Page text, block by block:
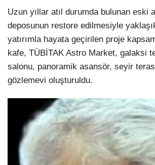
Uzun yıllar atıl durumda bulunan eski
deposunun restore edilmesiyle
yatırımla hayata geçirilen proje
kafe, TÜBİTAK Astro Market, galaksi
salonu, panoramik asansör, seyir
gözlemevi oluşturuldu.